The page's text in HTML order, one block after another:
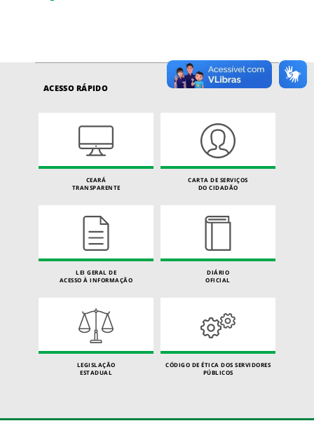
ACESSO RÁPIDO
CEARÁ
TRANSPARENTE
CARTA DE SERVIÇOS
DO CIDADÃO
LEI GERAL DE
ACESSO À INFORMAÇÃO
DIÁRIO
OFICIAL
LEGISLAÇÃO
ESTADUAL
CÓDIGO DE ÉTICA DOS SERVIDORES
PÚBLICOS